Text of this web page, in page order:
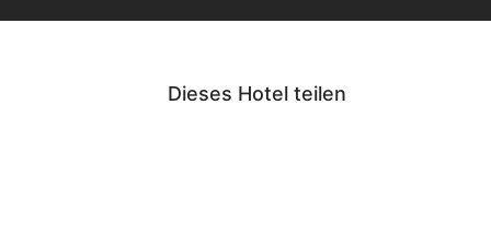
Dieses Hotel teilen